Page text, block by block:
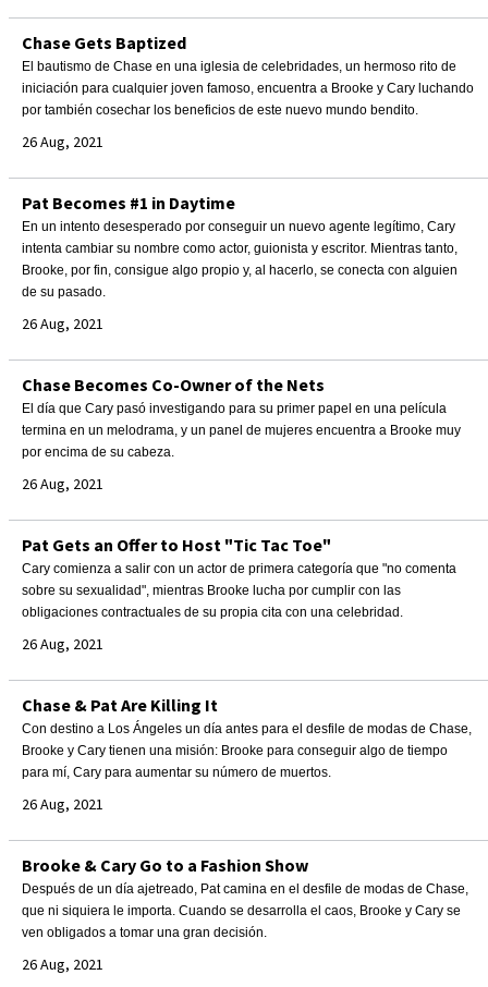
Chase Gets Baptized
El bautismo de Chase en una iglesia de celebridades, un hermoso rito de
iniciación para cualquier joven famoso, encuentra a Brooke y Cary luchando
por también cosechar los beneficios de este nuevo mundo bendito.
26 Aug, 2021
Pat Becomes #1 in Daytime
En un intento desesperado por conseguir un nuevo agente legítimo, Cary
intenta cambiar su nombre como actor, guionista y escritor. Mientras tanto,
Brooke, por fin, consigue algo propio y, al hacerlo, se conecta con alguien
de su pasado.
26 Aug, 2021
Chase Becomes Co-Owner of the Nets
El día que Cary pasó investigando para su primer papel en una película
termina en un melodrama, y ​​un panel de mujeres encuentra a Brooke muy
por encima de su cabeza.
26 Aug, 2021
Pat Gets an Offer to Host "Tic Tac Toe"
Cary comienza a salir con un actor de primera categoría que "no comenta
sobre su sexualidad", mientras Brooke lucha por cumplir con las
obligaciones contractuales de su propia cita con una celebridad.
26 Aug, 2021
Chase & Pat Are Killing It
Con destino a Los Ángeles un día antes para el desfile de modas de Chase,
Brooke y Cary tienen una misión: Brooke para conseguir algo de tiempo
para mí, Cary para aumentar su número de muertos.
26 Aug, 2021
Brooke & Cary Go to a Fashion Show
Después de un día ajetreado, Pat camina en el desfile de modas de Chase,
que ni siquiera le importa. Cuando se desarrolla el caos, Brooke y Cary se
ven obligados a tomar una gran decisión.
26 Aug, 2021